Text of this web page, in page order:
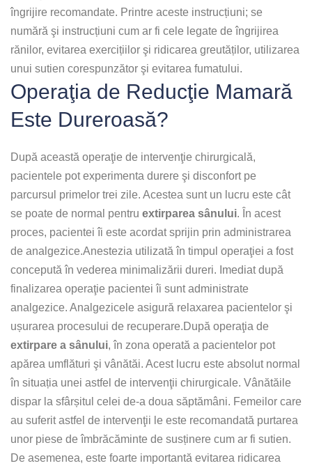
îngrijire recomandate. Printre aceste instrucțiuni; se
numără şi instrucțiuni cum ar fi cele legate de îngrijirea
rănilor, evitarea exercițiilor şi ridicarea greutăților, utilizarea
unui sutien corespunzător şi evitarea fumatului.
Operaţia de Reducţie Mamară
Este Dureroasă?
După această operaţie de intervenţie chirurgicală,
pacientele pot experimenta durere şi disconfort pe
parcursul primelor trei zile. Acestea sunt un lucru este cât
se poate de normal pentru extirparea sânului. În acest
proces, pacientei îi este acordat sprijin prin administrarea
de analgezice.Anestezia utilizată în timpul operaţiei a fost
concepută în vederea minimalizării dureri. Imediat după
finalizarea operaţie pacientei îi sunt administrate
analgezice. Analgezicele asigură relaxarea pacientelor şi
ușurarea procesului de recuperare.După operaţia de
extirpare a sânului, în zona operată a pacientelor pot
apărea umflături şi vânătăi. Acest lucru este absolut normal
în situația unei astfel de intervenţii chirurgicale. Vânătăile
dispar la sfârșitul celei de-a doua săptămâni. Femeilor care
au suferit astfel de intervenţii le este recomandată purtarea
unor piese de îmbrăcăminte de susținere cum ar fi sutien.
De asemenea, este foarte importantă evitarea ridicarea